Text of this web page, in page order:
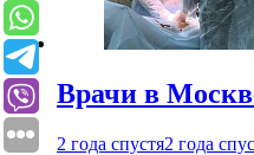
Врачи в
2 года спустя2 года